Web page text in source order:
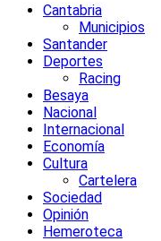
Cantabria
Municipios
Santander
Deportes
Racing
Besaya
Nacional
Internacional
Economía
Cultura
Cartelera
Sociedad
Opinión
Hemeroteca